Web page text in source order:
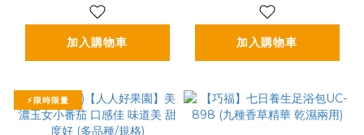
加入購物車 加入購物車
⚡限時限量